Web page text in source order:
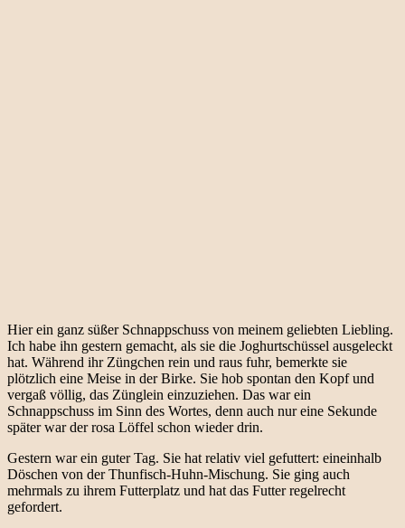
Hier ein ganz süßer Schnappschuss von meinem geliebten Liebling.
Ich habe ihn gestern gemacht, als sie die Joghurtschüssel ausgeleckt
hat. Während ihr Züngchen rein und raus fuhr, bemerkte sie
plötzlich eine Meise in der Birke. Sie hob spontan den Kopf und
vergaß völlig, das Zünglein einzuziehen. Das war ein
Schnappschuss im Sinn des Wortes, denn auch nur eine Sekunde
später war der rosa Löffel schon wieder drin.
Gestern war ein guter Tag. Sie hat relativ viel gefuttert: eineinhalb
Döschen von der Thunfisch-Huhn-Mischung. Sie ging auch
mehrmals zu ihrem Futterplatz und hat das Futter regelrecht
gefordert.